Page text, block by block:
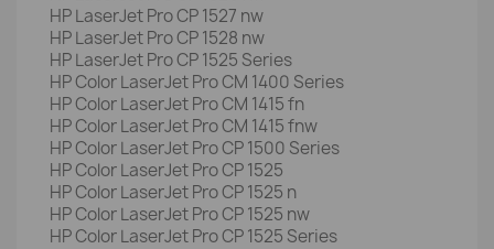
HP LaserJet Pro CP 1527 nw
HP LaserJet Pro CP 1528 nw
HP LaserJet Pro CP 1525 Series
HP Color LaserJet Pro CM 1400 Series
HP Color LaserJet Pro CM 1415 fn
HP Color LaserJet Pro CM 1415 fnw
HP Color LaserJet Pro CP 1500 Series
HP Color LaserJet Pro CP 1525
HP Color LaserJet Pro CP 1525 n
HP Color LaserJet Pro CP 1525 nw
HP Color LaserJet Pro CP 1525 Series